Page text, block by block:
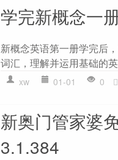
学完新概念一
新概念英语第一册学完后
词汇，理解并运用基础的
xw 01-01 0
新奥门管家婆
3.1.384